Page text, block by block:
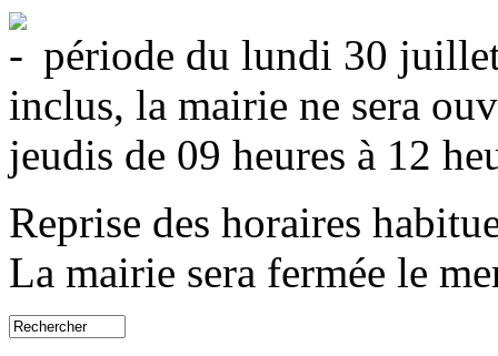
période du lundi 30
inclus, la mairie ne sera
jeudis de 09 heures à 12
Reprise des horaires
La mairie sera fermée le